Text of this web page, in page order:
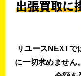
出張買取に
リユースNEXTで
に一切求めません